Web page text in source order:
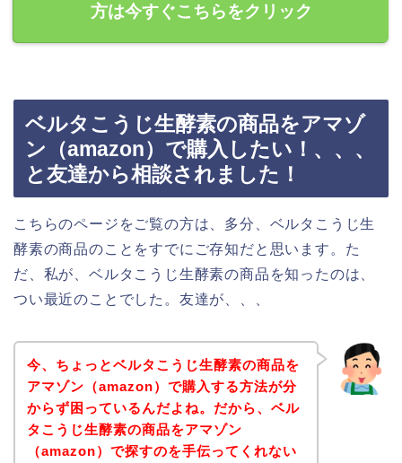
方は今すぐこちらをクリック
ベルタこうじ生酵素の商品をアマゾ
ン（amazon）で購入したい！、、、
と友達から相談されました！
こちらのページをご覧の方は、多分、ベルタこうじ生
酵素の商品のことをすでにご存知だと思います。た
だ、私が、ベルタこうじ生酵素の商品を知ったのは、
つい最近のことでした。友達が、、、
今、ちょっとベルタこうじ生酵素の商品を
アマゾン（amazon）で購入する方法が分
からず困っているんだよね。だから、ベル
タこうじ生酵素の商品をアマゾン
（amazon）で探すのを手伝ってくれない